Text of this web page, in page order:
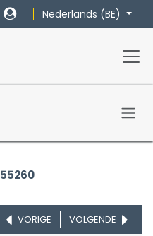
Nederlands (BE)
55260
VORIGE VOLGENDE